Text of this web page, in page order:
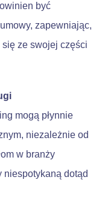
być
zapewniając,
ze swojej części
mogą płynnie
niezależnie od
w branży
niespotykaną dotąd